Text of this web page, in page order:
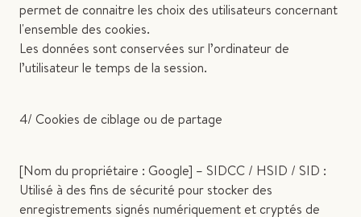
permet de connaitre les choix des utilisateurs concernant
l'ensemble des cookies.
Les données sont conservées sur l’ordinateur de
l’utilisateur le temps de la session.
4/ Cookies de ciblage ou de partage
[Nom du propriétaire : Google] – SIDCC / HSID / SID :
Utilisé à des fins de sécurité pour stocker des
enregistrements signés numériquement et cryptés de